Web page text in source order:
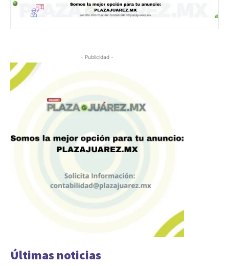
- Publicidad -
Últimas noticias